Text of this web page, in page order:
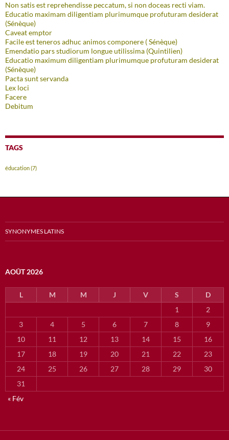
Non satis est reprehendisse peccatum, si non doceas recti viam.
Educatio maximam diligentiam plurimumque profuturam desiderat
(Sénèque)
Caveat emptor
Facile est teneros adhuc animos componere ( Sénèque)
Emendatio pars studiorum longue utilissima (Quintilien)
Educatio maximum diligentiam plurimumque profuturam desiderat
(Sénèque)
Pacta sunt servanda
Lex loci
Facere
Debitum
TAGS
éducation(7)
SYNONYMES LATINS
AOÛT 2026
L M M J V S
D
1
2
3
4 5 6 7 8
9
10
11 12 13 14 15
16
17
18 19 20 21 22
23
24
25 26 27 28 29
30
31
« Fév